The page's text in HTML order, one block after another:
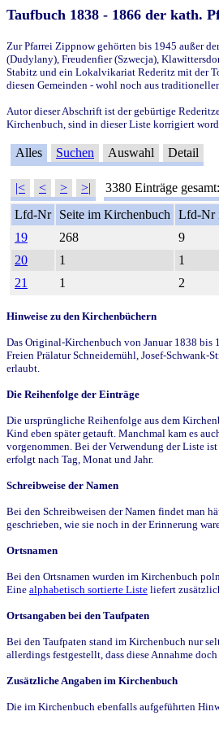
Taufbuch 1838 - 1866 der kath.
Zur Pfarrei Zippnow gehörten bis 1945 außer
(Dudylany), Freudenfier (Szwecja),
Stabitz und ein Lokalvikariat Rederitz mit der
diesen Gemeinden - wohl noch aus
Autor dieser Abschrift ist der gebürtige
Kirchenbuch, sind in dieser Liste korrigiert
Alles Suchen Auswahl Detail
|< < > >| 3380 Einträge gesamt:
Lfd-Nr
Seite im Kirchenbuch Lfd-Nr
19
268 9
20
1 1
21
1 2
Hinweise zu den Kirchenbüchern
Das Original-Kirchenbuch von Januar 1838
Freien Prälatur Schneidemühl, Josef-Schwank-
erlaubt.
Die Reihenfolge der Einträge
Die ursprüngliche Reihenfolge aus dem
Kind eben später getauft. Manchmal kam es
vorgenommen. Bei der Verwendung der Liste
erfolgt nach Tag, Monat und Jahr.
Schreibweise der Namen
Bei den Schreibweisen der Namen findet man
geschrieben, wie sie noch in der Erinnerung
Ortsnamen
Bei den Ortsnamen wurden im Kirchenbuch
Eine alphabetisch sortierte Liste liefert
Ortsangaben bei den Taufpaten
Bei den Taufpaten stand im Kirchenbuch nur
allerdings festgestellt, dass diese Annahme
Zusätzliche Angaben im Kirchenbuch
Die im Kirchenbuch ebenfalls aufgeführten